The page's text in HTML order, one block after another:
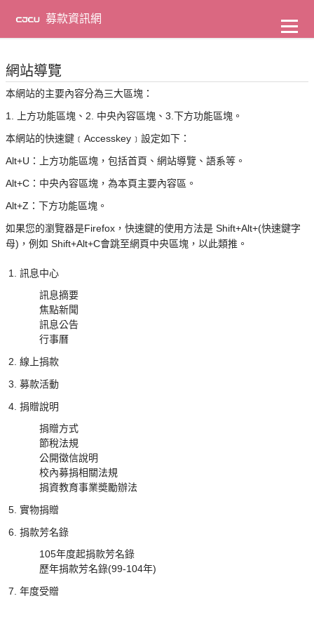
主
容
募款資訊網
網站導覽
本網站的主要內容分為三大區塊：
1. 上方功能區塊、2. 中央內容區塊、3.下方功能區塊。
本網站的快速鍵﹝Accesskey﹞設定如下：
Alt+U：上方功能區塊，包括首頁、網站導覽、語系等。
Alt+C：中央內容區塊，為本頁主要內容區。
Alt+Z：下方功能區塊。
如果您的瀏覽器是Firefox，快速鍵的使用方法是 Shift+Alt+(快速鍵字
母)，例如 Shift+Alt+C會跳至網頁中央區塊，以此類推。
訊息中心
訊息摘要
焦點新聞
訊息公告
行事曆
線上捐款
募款活動
捐贈說明
捐贈方式
節稅法規
公開徵信說明
校內募捐相關法規
捐資教育事業奬勵辦法
實物捐贈
捐款芳名錄
105年度起捐款芳名錄
歷年捐款芳名錄(99-104年)
年度受贈